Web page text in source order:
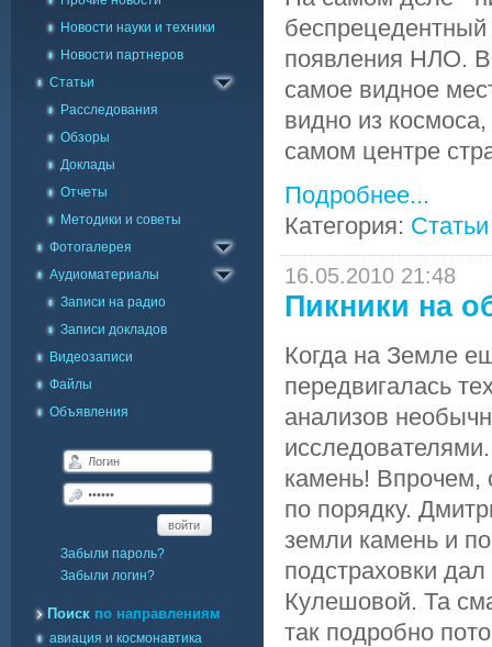
Новости науки и техники
Новости партнеров
Статьи
Расследования
Обзоры
Доклады
Отчеты
Методики и советы
Фотогалерея
Каталог фото
Галерея на карте
Аудиоматериалы
Записи на радио
Записи докладов
Видеозаписи
Файлы
Объявления
войти
Забыли пароль?
Забыли логин?
Поиск по направлениям
авиация и космонавтика
беспрецедентный
появления НЛО.
самое видное
видно из
самом центре
Подробнее...
Категория: Статьи
16.05.2010 21:48
Пикники на
Когда на Земле
передвигалась
анализов
камень! Впрочем,
по порядку.
земли камень и
подстраховки
Кулешовой. Та
так подробно